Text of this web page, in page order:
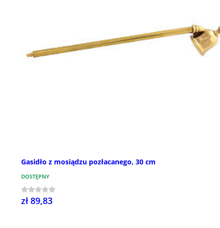
Gasidło z mosiądzu pozłacanego, 30 cm
DOSTĘPNY
zł 89,83